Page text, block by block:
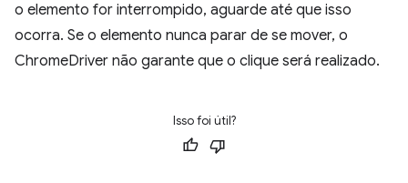
o elemento for interrompido, aguarde até que isso
ocorra. Se o elemento nunca parar de se mover, o
ChromeDriver não garante que o clique será realizado.
Isso foi útil?